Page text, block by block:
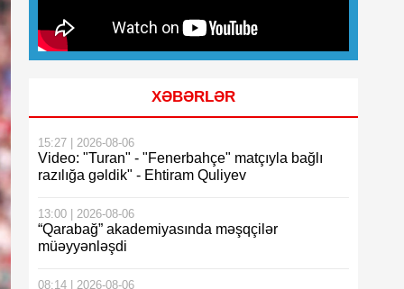
XƏBƏRLƏR
15:27 | 2026-08-06
Video: "Turan" - "Fenerbahçe" matçıyla bağlı
razılığa gəldik" - Ehtiram Quliyev
13:00 | 2026-08-06
“Qarabağ” akademiyasında məşqçilər
müəyyənləşdi
08:14 | 2026-08-06